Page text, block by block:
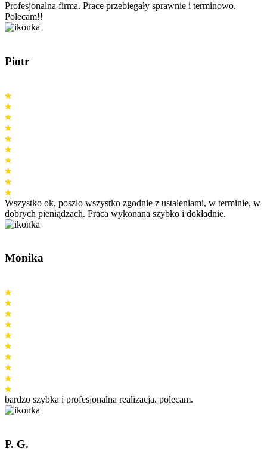
Profesjonalna firma. Prace przebiegały sprawnie i terminowo.
Polecam!!
Piotr
Wszystko ok, poszło wszystko zgodnie z ustaleniami, w terminie, w
dobrych pieniądzach. Praca wykonana szybko i dokładnie.
Monika
bardzo szybka i profesjonalna realizacja. polecam.
P. G.